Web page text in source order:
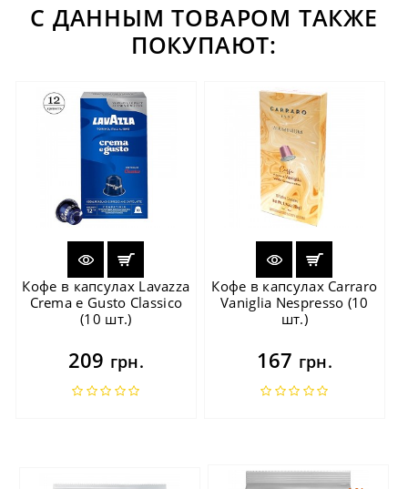
С ДАННЫМ ТОВАРОМ ТАКЖЕ
ПОКУПАЮТ:
Кофе в капсулах Lavazza
Crema e Gusto Classico
(10 шт.)
209 грн.
Кофе в капсулах Carraro
Vaniglia Nespresso (10
шт.)
167 грн.